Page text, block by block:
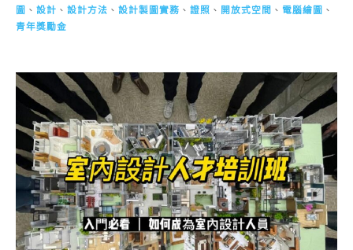
圖 、 設計 、 設計方法 、 設計製圖實務 、 證照 、 開放式空間 、 電腦繪圖 、
青年獎勵金